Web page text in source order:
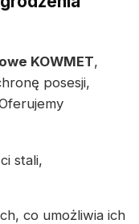
KOWMET,
posesji,
stali,
co umożliwia ich